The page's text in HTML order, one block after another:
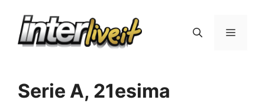
Menu
Serie A, 21esima